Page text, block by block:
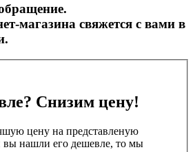
магазина свяжется с вами в
Снизим цену!
цену на представленую
нашли его дешевле, то мы